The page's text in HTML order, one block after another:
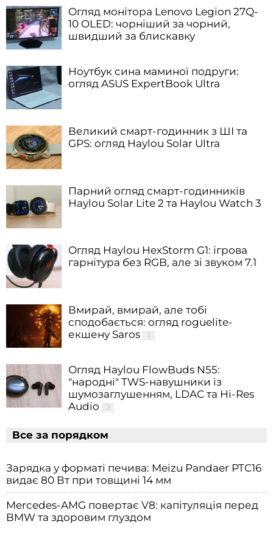
Огляд монітора Lenovo Legion 27Q-
10 OLED: чорніший за чорний,
швидший за блискавку
Ноутбук сина маминої подруги:
огляд ASUS ExpertBook Ultra
Великий смарт-годинник з ШІ та
GPS: огляд Haylou Solar Ultra
Парний огляд смарт-годинників
Haylou Solar Lite 2 та Haylou Watch 3
Огляд Haylou HexStorm G1: ігрова
гарнітура без RGB, але зі звуком 7.1
Вмирай, вмирай, але тобі
сподобається: огляд roguelite-
екшену Saros
1
Огляд Haylou FlowBuds N55:
"народні" TWS-навушники із
шумозаглушенням, LDAC та Hi-Res
Audio
2
Все за порядком
Зарядка у форматі печива: Meizu Pandaer PTC16
видає 80 Вт при товщині 14 мм
Mercedes-AMG повертає V8: капітуляція перед
BMW та здоровим глуздом